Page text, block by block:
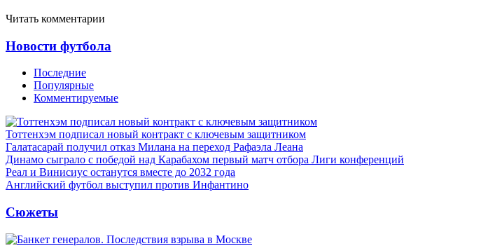
Читать комментарии
Новости футбола
Последние
Популярные
Комментируемые
Тоттенхэм подписал новый контракт с ключевым защитником
Галатасарай получил отказ Милана на переход Рафаэла Леана
Динамо сыграло с победой над Карабахом первый матч отбора Лиги конференций
Реал и Винисиус останутся вместе до 2032 года
Английский футбол выступил против Инфантино
Сюжеты